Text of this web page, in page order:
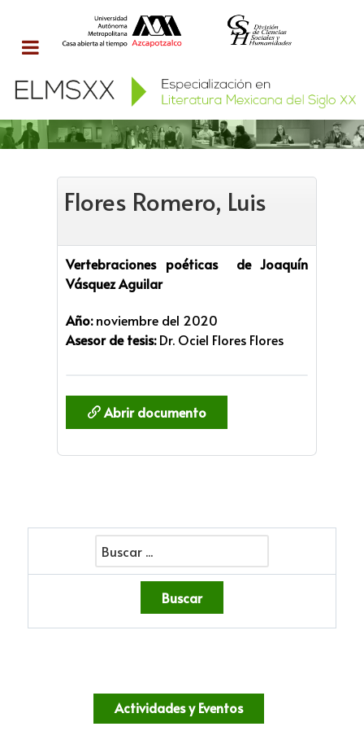
Flores Romero, Luis
Vertebraciones poéticas de Joaquín
Vásquez Aguilar
Año:noviembre del 2020
Asesor de tesis:Dr. Ociel Flores Flores
Abrir documento
Actividades y Eventos